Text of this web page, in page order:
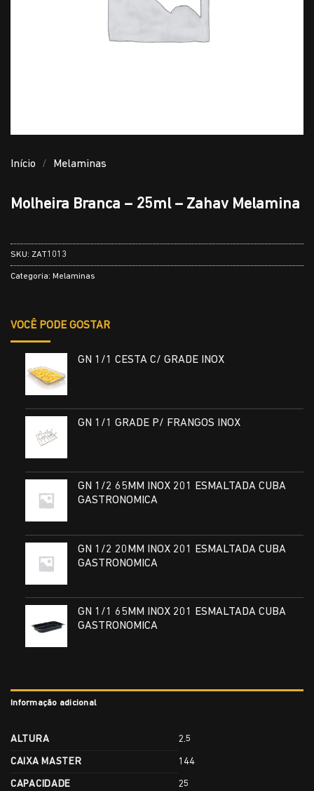
Início / Melaminas
Molheira Branca – 25ml – Zahav Melamina
SKU: ZAT1013
Categoria: Melaminas
VOCÊ PODE GOSTAR
GN 1/1 CESTA C/ GRADE INOX
GN 1/1 GRADE P/ FRANGOS INOX
GN 1/2 65MM INOX 201 ESMALTADA CUBA
GASTRONOMICA
GN 1/2 20MM INOX 201 ESMALTADA CUBA
GASTRONOMICA
GN 1/1 65MM INOX 201 ESMALTADA CUBA
GASTRONOMICA
Informação adicional
ALTURA 2.5
CAIXA MASTER 144
CAPACIDADE 25